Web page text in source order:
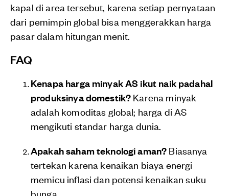
kapal di area tersebut, karena setiap pernyataan
dari pemimpin global bisa menggerakkan harga
pasar dalam hitungan menit.
FAQ
Kenapa harga minyak AS ikut naik padahal
produksinya domestik? Karena minyak
adalah komoditas global; harga di AS
mengikuti standar harga dunia.
Apakah saham teknologi aman? Biasanya
tertekan karena kenaikan biaya energi
memicu inflasi dan potensi kenaikan suku
bunga.